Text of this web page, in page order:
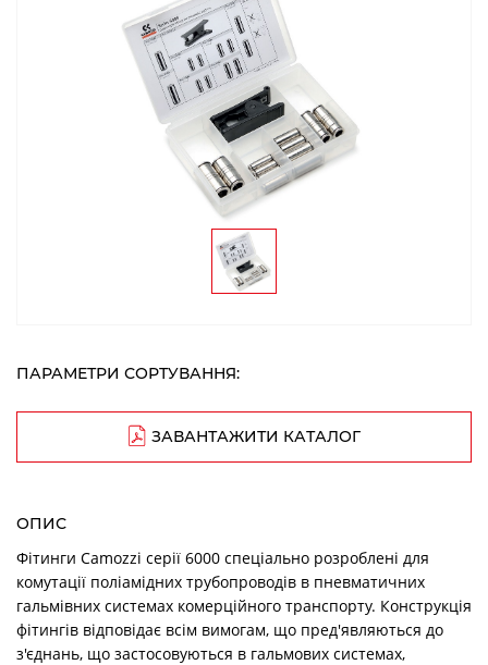
ПАРАМЕТРИ СОРТУВАННЯ:
ЗАВАНТАЖИТИ КАТАЛОГ
ОПИС
Фітинги Camozzi серії 6000 спеціально розроблені для
комутації поліамідних трубопроводів в пневматичних
гальмівних системах комерційного транспорту. Конструкція
фітингів відповідає всім вимогам, що пред'являються до
з'єднань, що застосовуються в гальмових системах,